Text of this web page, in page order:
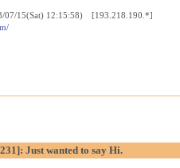
07/15(Sat) 12:15:58) [193.218.190.*]
Just wanted to say Hi.